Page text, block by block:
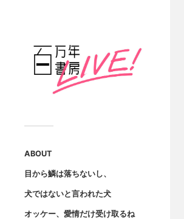
ABOUT
目から鱗は落ちないし、
犬ではないと言われた犬
オッケー、愛情だけ受け取るね